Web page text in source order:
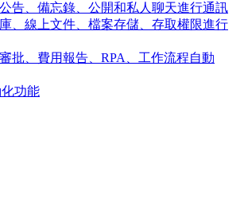
告、備忘錄、公開和私人聊天進行通訊
、線上文件、檔案存儲、存取權限進行
批、費用報告、RPA、工作流程自動
功能